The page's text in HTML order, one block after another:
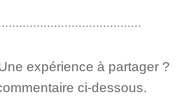
expérience à partager ?
ci-dessous.